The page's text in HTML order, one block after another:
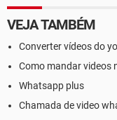
VEJA TAMBÉM
Converter vídeos do
Como mandar videos
Whatsapp plus
Chamada de video